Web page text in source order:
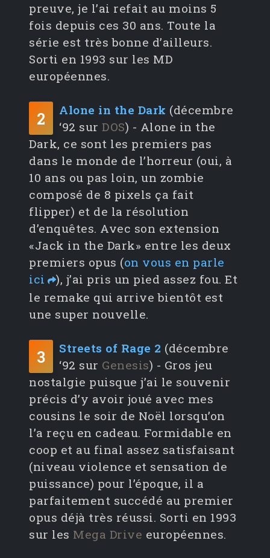
preuve, je l’ai refait au moins 5
fois depuis ces 30 ans. Toute la
série est très bonne d’ailleurs.
Sorti en 1993 sur les MD
européennes.
2 Alone in the Dark (décembre
‘92 sur DOS) - Alone in the
Dark, ce sont les premiers pas
dans le monde de l’horreur (oui, à
10 ans ou pas loin, un zombie
composé de 8 pixels ça fait
flipper) et de la résolution
d’enquêtes. Avec son extension
«Jack in the Dark» entre les deux
premiers opus (on vous en parle
ici
), j’ai pris un pied assez fou. Et
le remake qui arrive bientôt est
une super nouvelle.
3 Streets of Rage 2 (décembre
‘92 sur Genesis) - Gros jeu
nostalgie puisque j’ai le souvenir
précis d’y avoir joué avec mes
cousins le soir de Noël lorsqu’on
l’a reçu en cadeau. Formidable en
coop et au final assez satisfaisant
(niveau violence et sensation de
puissance) pour l’époque, il a
parfaitement succédé au premier
opus déjà très réussi. Sorti en 1993
sur les Mega Drive européennes.